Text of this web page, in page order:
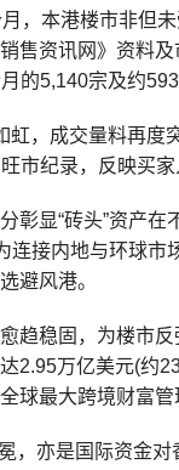
，本港楼市非但
售资讯网》资料
的5,140宗及约
，成交量料再
市纪录，反映买家
彰显“砖头”资产
连接内地与环球
避风港。
趋稳固，为楼市
2.95万亿美元(约
球最大跨境财富管
，亦是国际资金